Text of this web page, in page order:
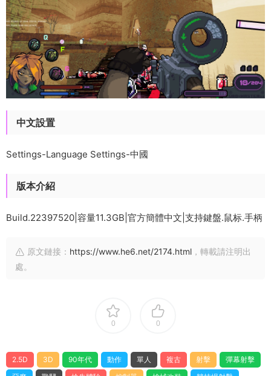
中文設置
Settings-Language Settings-中國
版本介紹
Build.22397520|容量11.3GB|官方簡體中文|支持鍵盤.鼠标.手柄
原文鏈接： https://www.he6.net/2174.html ，轉載請注明出
處。
0 0
2.5D 3D 90年代 動作 單人 複古 射擊
彈幕射擊